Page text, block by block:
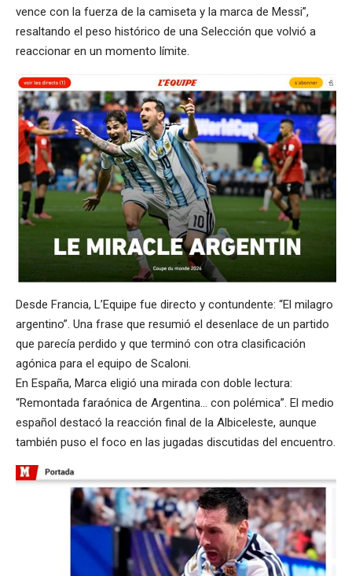
vence con la fuerza de la camiseta y la marca de Messi”,
resaltando el peso histórico de una Selección que volvió a
reaccionar en un momento límite.
Desde Francia, L’Equipe fue directo y contundente: “El milagro
argentino”. Una frase que resumió el desenlace de un partido
que parecía perdido y que terminó con otra clasificación
agónica para el equipo de Scaloni.
En España, Marca eligió una mirada con doble lectura:
“Remontada faraónica de Argentina… con polémica”. El medio
español destacó la reacción final de la Albiceleste, aunque
también puso el foco en las jugadas discutidas del encuentro.